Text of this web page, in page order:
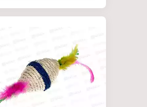
кожу ровным слоем, он
вымени животных после
с целью предотвращения
трещин. Препарат наносят
вымя ровным слоем после
животного, слегка втирая в кожу.
Ликом
1037
Денница